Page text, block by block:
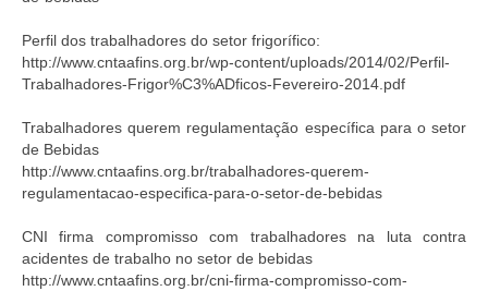
Perfil dos trabalhadores do setor frigorífico:
http://www.cntaafins.org.br/wp-content/uploads/2014/02/Perfil-
Trabalhadores-Frigor%C3%ADficos-Fevereiro-2014.pdf
Trabalhadores querem regulamentação específica para o setor
de Bebidas
http://www.cntaafins.org.br/trabalhadores-querem-
regulamentacao-especifica-para-o-setor-de-bebidas
CNI firma compromisso com trabalhadores na luta contra
acidentes de trabalho no setor de bebidas
http://www.cntaafins.org.br/cni-firma-compromisso-com-